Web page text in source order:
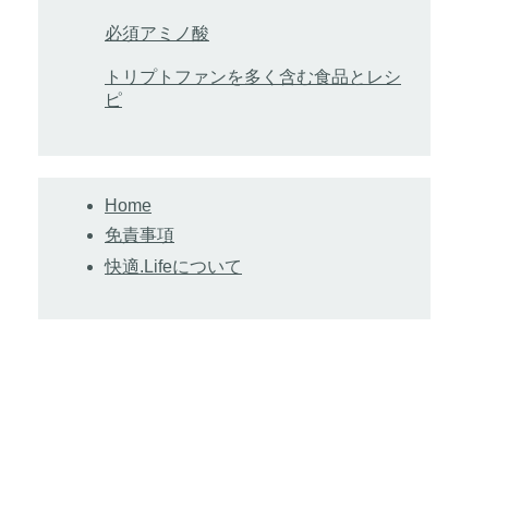
必須アミノ酸
トリプトファンを多く含む食品とレシ
ピ
Home
免責事項
快適.Lifeについて